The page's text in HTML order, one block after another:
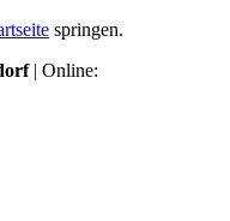
springen.
| Online: